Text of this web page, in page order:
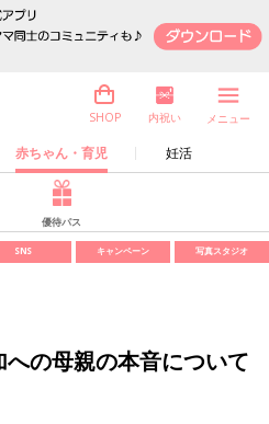
赤ちゃん・育児 妊活
SHOP 内祝い メニュー
優待パス
SNS キャンペーン 写真スタジオ
の母親の本音について